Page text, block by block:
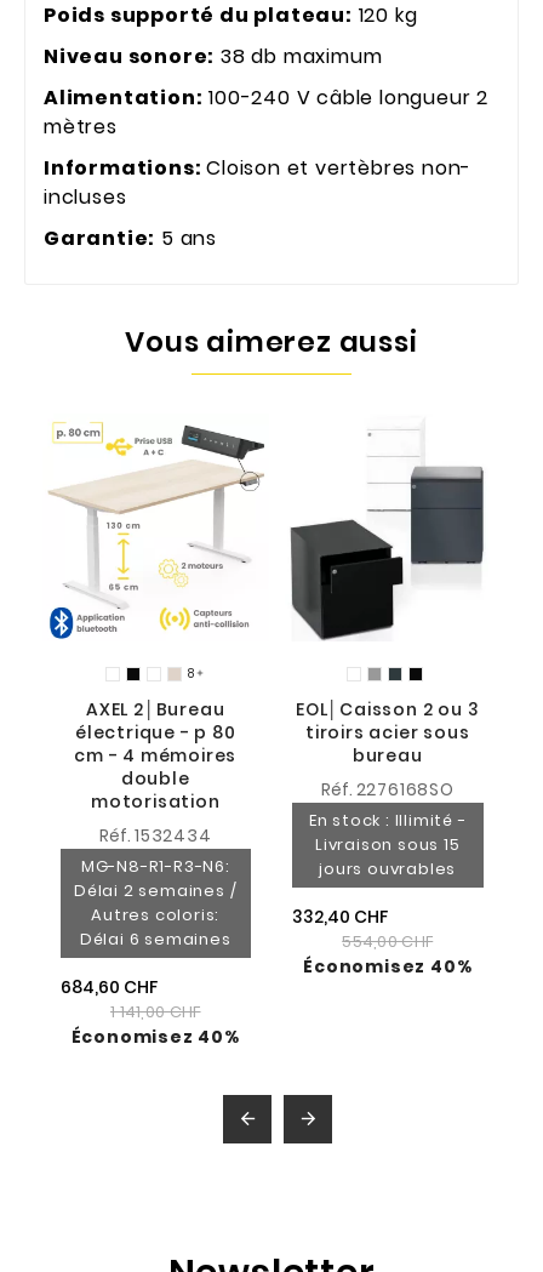
Poids supporté du plateau: 120 kg
Niveau sonore: 38 db maximum
Alimentation: 100-240 V câble longueur 2
mètres
Informations:Cloison et vertèbres non-
incluses
Garantie: 5 ans
Vous aimerez aussi
8 
AXEL 2│Bureau
électrique - p 80
cm - 4 mémoires
double
motorisation
Réf. 1532434
MG-N8-R1-R3-N6:
Délai 2 semaines /
Autres coloris:
Délai 6 semaines
684,60 CHF
1 141,00 CHF
Économisez 40%
EOL│Caisson 2 ou 3
tiroirs acier sous
bureau
Réf. 2276168SO
En stock : Illimité -
Livraison sous 15
jours ouvrables
332,40 CHF
554,00 CHF
Économisez 40%
 